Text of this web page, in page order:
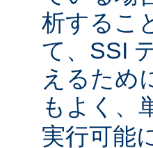
析するこ
て、SSI
えるため
もよく、
実行可能